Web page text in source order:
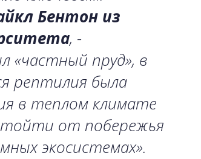
Бентон из
, -
«частный пруд», в
рептилия была
в теплом климате
от побережья
экосистемах».